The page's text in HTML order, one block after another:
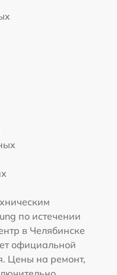
по истечении
в Челябинске
официальной
Цены на ремонт,